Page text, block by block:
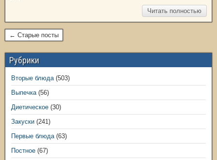
Читать полностью
← Старые посты
Рубрики
Вторые блюда(503)
Выпечка(56)
Диетическое (30)
Закуски (241)
Первые блюда(63)
Постное (67)